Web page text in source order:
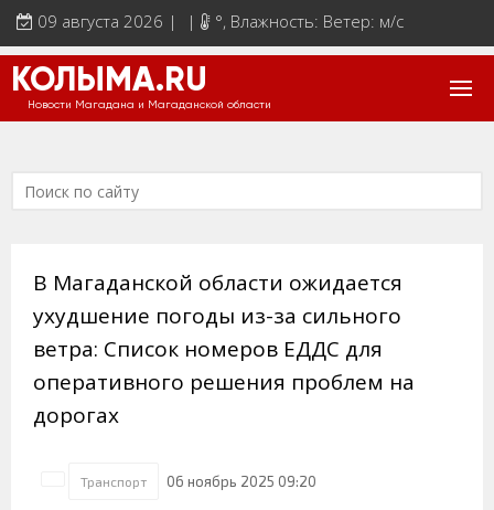
09 августа 2026 | | °, Влажность: Ветер: м/с
КОЛЫМА.RU
Новости Магадана и Магаданской области
В Магаданской области ожидается
ухудшение погоды из-за сильного
ветра: Список номеров ЕДДС для
оперативного решения проблем на
дорогах
Транспорт 06 ноябрь 2025 09:20